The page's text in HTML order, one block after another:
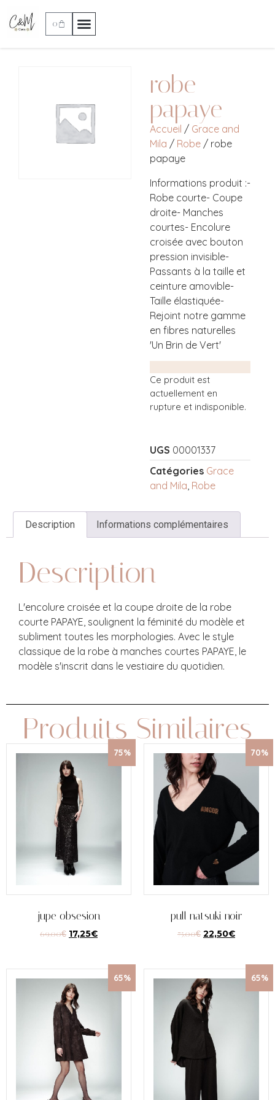
0
robe
papaye
Accueil / Grace and
Mila / Robe / robe
papaye
Informations produit :-
Robe courte- Coupe
droite- Manches
courtes- Encolure
croisée avec bouton
pression invisible-
Passants à la taille et
ceinture amovible-
Taille élastiquée-
Rejoint notre gamme
en fibres naturelles
'Un Brin de Vert'
Ce produit est
actuellement en
rupture et indisponible.
UGS 00001337
Catégories Grace
and Mila Robe
Description Informations complémentaires
Description
L'encolure croisée et la coupe droite de la robe
courte PAPAYE, soulignent la féminité du modèle et
subliment toutes les morphologies. Avec le style
classique de la robe à manches courtes PAPAYE, le
modèle s'inscrit dans le vestiaire du quotidien.
Produits Similaires
75%
jupe obsesion
69,00€ 17,25€
70%
pull natsuki noir
75,00€ 22,50€
65% 65%